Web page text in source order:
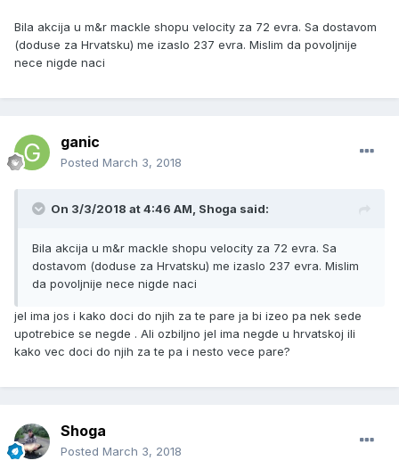
Bila akcija u m&r mackle shopu velocity za 72 evra. Sa dostavom
(doduse za Hrvatsku) me izaslo 237 evra. Mislim da povoljnije
nece nigde naci
ganic
Posted March 3, 2018
On 3/3/2018 at 4:46 AM, Shoga said:
Bila akcija u m&r mackle shopu velocity za 72 evra. Sa
dostavom (doduse za Hrvatsku) me izaslo 237 evra. Mislim
da povoljnije nece nigde naci
jel ima jos i kako doci do njih za te pare ja bi izeo pa nek sede
upotrebice se negde . Ali ozbiljno jel ima negde u hrvatskoj ili
kako vec doci do njih za te pa i nesto vece pare?
Shoga
Posted March 3, 2018